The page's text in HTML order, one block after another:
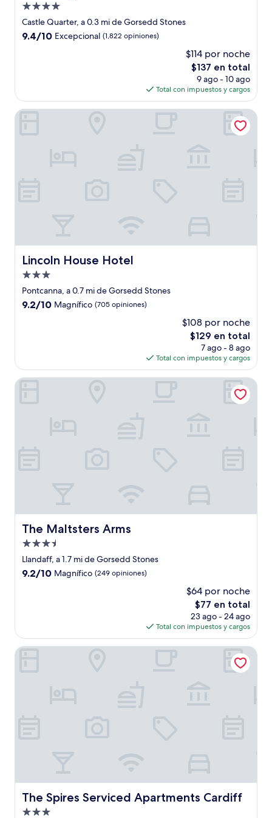
Propiedad
de
4.0
Castle Quarter, a 0.3 mi de Gorsedd Stones
9.4
9.4/10 Excepcional (1,822 opiniones)
$114 por noche
El
precio
actual
es
de
$137 en total
9 ago - 10 ago
Total con impuestos y cargos
Lincoln House Hotel
Lincoln House Hotel
Propiedad
de
3.0
Pontcanna, a 0.7 mi de Gorsedd Stones
9.2
9.2/10 Magnífico (705 opiniones)
$108 por noche
El
precio
actual
es
de
$129 en total
7 ago - 8 ago
Total con impuestos y cargos
Lincoln House Hotel
The Maltsters Arms
The Maltsters Arms
Propiedad
de
3.5
Llandaff, a 1.7 mi de Gorsedd Stones
9.2
9.2/10 Magnífico (249 opiniones)
$64 por noche
El
precio
actual
es
de
$77 en total
23 ago - 24 ago
Total con impuestos y cargos
The Maltsters Arms
The Spires Serviced Apartments Cardiff
The Spires Serviced Apartments Cardiff
Propiedad
The Spires Serviced Apartments Cardiff